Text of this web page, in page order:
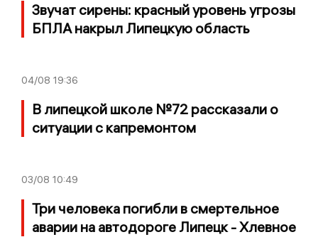
Звучат сирены: красный уровень угрозы
БПЛА накрыл Липецкую область
04/08 19:36
В липецкой школе №72 рассказали о
ситуации с капремонтом
03/08 10:49
Три человека погибли в смертельное
аварии на автодороге Липецк - Хлевное